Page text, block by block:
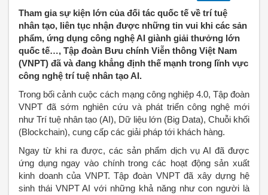
Tham gia sự kiện lớn của đối tác quốc tế về trí tuệ
nhân tạo, liên tục nhận được những tin vui khi các sản
phẩm, ứng dụng công nghệ AI giành giải thưởng lớn
quốc tế…, Tập đoàn Bưu chính Viễn thông Việt Nam
(VNPT) đã và đang khẳng định thế mạnh trong lĩnh vực
công nghệ trí tuệ nhân tạo AI.
Trong bối cảnh cuộc cách mạng công nghiệp 4.0, Tập đoàn
VNPT đã sớm nghiên cứu và phát triển công nghệ mới
như Trí tuệ nhân tạo (AI), Dữ liệu lớn (Big Data), Chuỗi khối
(Blockchain), cung cấp các giải pháp tới khách hàng.
Ngay từ khi ra được, các sản phẩm dịch vụ AI đã được
ứng dụng ngay vào chính trong các hoạt động sản xuất
kinh doanh của VNPT. Tập đoàn VNPT đã xây dựng hệ
sinh thái VNPT AI với những khả năng như con người là